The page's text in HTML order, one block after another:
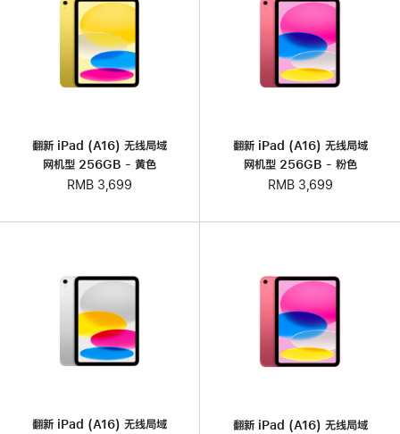
翻新 iPad (A16) 无线局域
网机型 256GB - 黄色
RMB 3,699
翻新 iPad (A16) 无线局域
网机型 256GB - 粉色
RMB 3,699
翻新 iPad (A16) 无线局域
翻新 iPad (A16) 无线局域